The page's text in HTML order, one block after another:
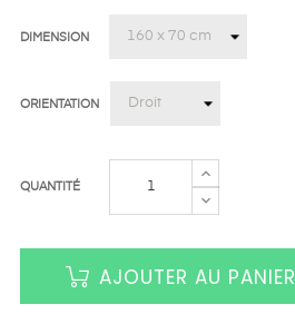
DIMENSION
ORIENTATION
QUANTITÉ
AJOUTER AU PANIER